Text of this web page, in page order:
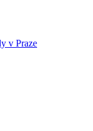
v Praze